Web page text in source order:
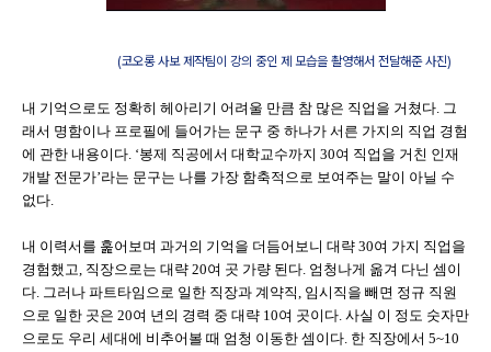
(코오롱 사보 제작팀이 강의 중인 제 모습을 촬영해서 전달해준 사진)
내 기억으로도 정확히 헤아리기 어려울 만큼 참 많은 직업을 거쳤다. 그
래서 명함이나 프로필에 들어가는 문구 중 하나가 서른 가지의 직업 경험
에 관한 내용이다. ‘봉제 직공에서 대학교수까지 30여 직업을 거친 인재
개발 전문가’라는 문구는 나를 가장 함축적으로 보여주는 말이 아닐 수
없다.
내 이력서를 훑어보며 과거의 기억을 더듬어보니 대략 30여 가지 직업을
경험했고, 직장으로는 대략 20여 곳 가량 된다. 엄청나게 옮겨 다닌 셈이
다. 그러나 파트타임으로 일한 직장과 계약직, 임시직을 빼면 정규 직원
으로 일한 곳은 20여 년의 경력 중 대략 10여 곳이다. 사실 이 정도 숫자만
으로도 우리 세대에 비추어볼 때 엄청 이동한 셈이다. 한 직장에서 5~10